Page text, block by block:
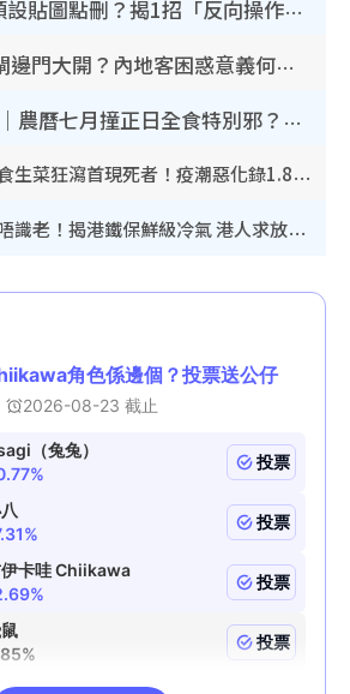
WhatsApp預設貼圖點刪？揭1招「反向操作」還原簡潔介面 附3步實測教學
香港山邊鐵閘邊門大開？內地客困惑意義何在！網民神回覆：呢種叫法理性防禦
鬼門開2026｜農曆七月撞正日全食特別邪？專家警告切忌做一事！揭4大禁忌+2招保平安
奪命寄生蟲｜食生菜狂瀉首現死者！疫潮惡化錄1.8萬宗病例 揭洗菜3大謬誤
內地客歎港人唔識老！揭港鐵保鮮級冷氣 港人求放過：咪投訴